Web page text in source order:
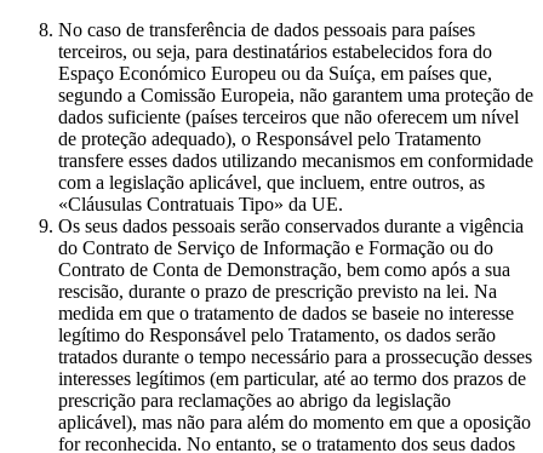
No caso de transferência de dados pessoais para países
terceiros, ou seja, para destinatários estabelecidos fora do
Espaço Económico Europeu ou da Suíça, em países que,
segundo a Comissão Europeia, não garantem uma proteção de
dados suficiente (países terceiros que não oferecem um nível
de proteção adequado), o Responsável pelo Tratamento
transfere esses dados utilizando mecanismos em conformidade
com a legislação aplicável, que incluem, entre outros, as
«Cláusulas Contratuais Tipo» da UE.
Os seus dados pessoais serão conservados durante a vigência
do Contrato de Serviço de Informação e Formação ou do
Contrato de Conta de Demonstração, bem como após a sua
rescisão, durante o prazo de prescrição previsto na lei. Na
medida em que o tratamento de dados se baseie no interesse
legítimo do Responsável pelo Tratamento, os dados serão
tratados durante o tempo necessário para a prossecução desses
interesses legítimos (em particular, até ao termo dos prazos de
prescrição para reclamações ao abrigo da legislação
aplicável), mas não para além do momento em que a oposição
for reconhecida. No entanto, se o tratamento dos seus dados